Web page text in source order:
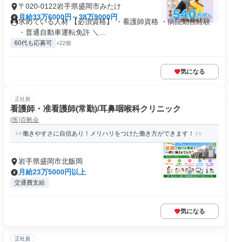
〒020-0122岩手県盛岡市みたけ
月給33万6000円～38万9000円
求めている人材 【必須資格】 ・看護師資格 ・病院勤務経験
・普通自動車運転免許 ＼...
60代も応募可 +22個
気になる
正社員
看護師・准看護師(常勤)/耳鼻咽喉科クリニック
(医)百帆会
働きやすさに自信あり！メリハリをつけた働き方ができます！
岩手県盛岡市北飯岡
月給23万5000円以上
交通費支給
気になる
正社員